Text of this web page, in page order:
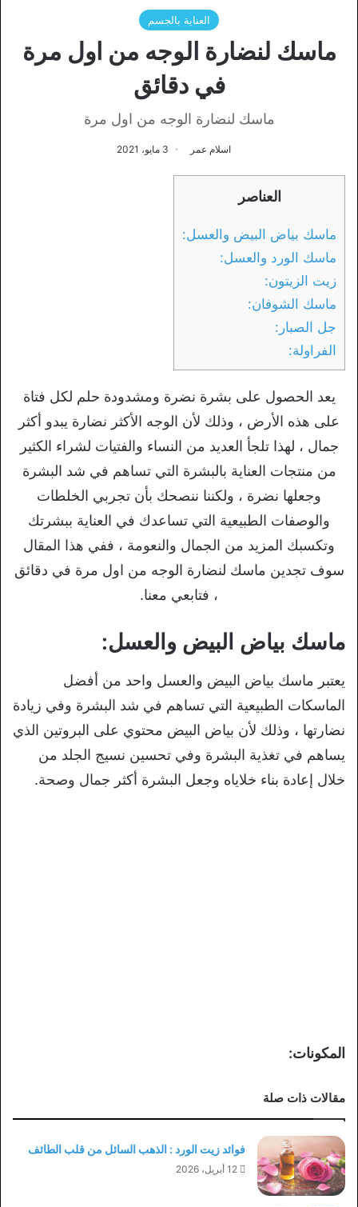
العناية بالجسم
ماسك لنضارة الوجه من اول مرة
في دقائق
ماسك لنضارة الوجه من اول مرة
اسلام عمر 3 مايو، 2021
العناصر
ماسك بياض البيض والعسل:
ماسك الورد والعسل:
زيت الزيتون:
ماسك الشوفان:
جل الصبار:
الفراولة:
يعد الحصول على بشرة نضرة ومشدودة حلم لكل فتاة
على هذه الأرض ، وذلك لأن الوجه الأكثر نضارة يبدو أكثر
جمال ، لهذا تلجأ العديد من النساء والفتيات لشراء الكثير
من منتجات العناية بالبشرة التي تساهم في شد البشرة
وجعلها نضرة ، ولكننا ننصحك بأن تجربي الخلطات
والوصفات الطبيعية التي تساعدك في العناية ببشرتك
وتكسبك المزيد من الجمال والنعومة ، ففي هذا المقال
سوف تجدين ماسك لنضارة الوجه من اول مرة في دقائق
، فتابعي معنا.
ماسك بياض البيض والعسل:
يعتبر ماسك بياض البيض والعسل واحد من أفضل
الماسكات الطبيعية التي تساهم في شد البشرة وفي زيادة
نضارتها ، وذلك لأن بياض البيض محتوي على البروتين الذي
يساهم في تغذية البشرة وفي تحسين نسيج الجلد من
خلال إعادة بناء خلاياه وجعل البشرة أكثر جمال وصحة.
المكونات:
مقالات ذات صلة
فوائد زيت الورد : الذهب السائل من قلب الطائف
12 أبريل، 2026